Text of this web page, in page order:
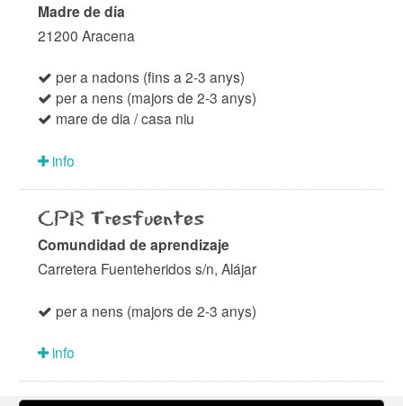
Madre de día
21200 Aracena
per a nadons (fins a 2-3 anys)
per a nens (majors de 2-3 anys)
mare de dia / casa niu
info
CPR Tresfuentes
Comundidad de aprendizaje
Carretera Fuenteheridos s/n, Alájar
per a nens (majors de 2-3 anys)
info